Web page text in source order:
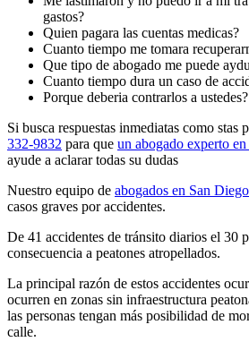
gastos?
Quien pagara las cuentas medicas?
Cuanto tiempo me tomara
Que tipo de abogado me puede
Cuanto tiempo dura un caso de
Porque deberia contrarlos a ustedes?
Si busca respuestas inmediatas como stas
332-9832 para que un abogado experto
ayude a aclarar todas su dudas
Nuestro equipo de abogados en San Diego
casos graves por accidentes.
De 41 accidentes de tránsito diarios el 30
consecuencia a peatones atropellados.
La principal razón de estos accidentes
ocurren en zonas sin infraestructura
las personas tengan más posibilidad de
calle.